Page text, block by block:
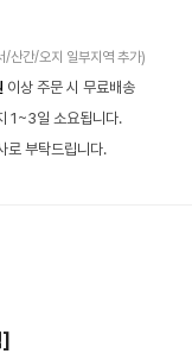
/산간/오지 일부지역 추가)
이상 주문 시 무료배송
1~3일 소요됩니다.
로 부탁드립니다.
]